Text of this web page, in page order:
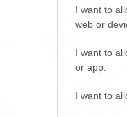
I want to
web or
I want to
or app.
I want to
22/